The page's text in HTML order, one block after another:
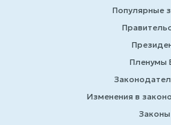
Популярные
Пленумы
Изменения в
Законы